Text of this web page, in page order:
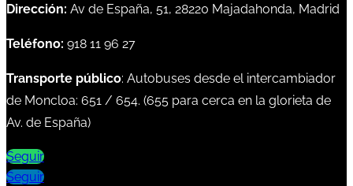
Dirección: Av de España, 51, 28220 Majadahonda, Madrid
Teléfono: 918 11 96 27
Transporte público: Autobuses desde el intercambiador
de Moncloa: 651 / 654. (655 para cerca en la glorieta de
Av. de España)
Seguir
Seguir